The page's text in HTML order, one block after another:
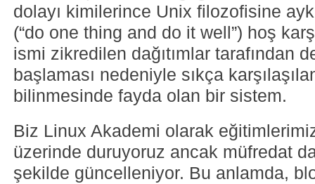
dolayı kimilerince Unix filozofisine
(“do one thing and do it well”) hoş
ismi zikredilen dağıtımlar tarafından
başlaması nedeniyle sıkça
bilinmesinde fayda olan bir sistem.
Biz Linux Akademi olarak
üzerinde duruyoruz ancak müfredat
şekilde güncelleniyor. Bu anlamda,